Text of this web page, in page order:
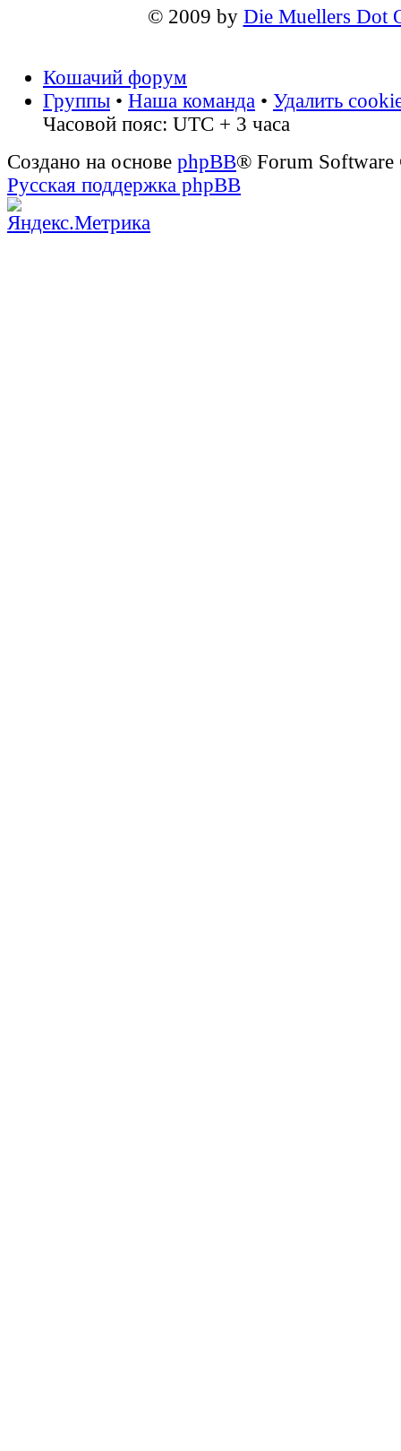
© 2009 by Die Muellers Dot
Кошачий форум
Группы • Наша команда • Удалить
Часовой пояс: UTC + 3 часа
Создано на основе phpBB® Forum
Русская поддержка phpBB